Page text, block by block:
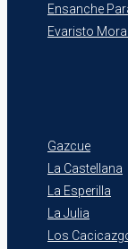
Ensanche
Evaristo
Gazcue
La Castellana
La Esperilla
La Julia
Los